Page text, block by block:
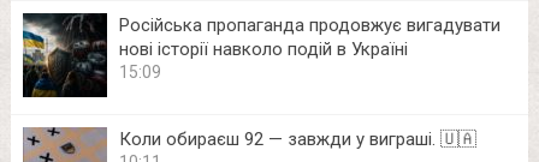
Російська пропаганда продовжує вигадувати
нові історії навколо подій в Україні
15:09
Коли обираєш 92 — завжди у виграші. 🇺🇦